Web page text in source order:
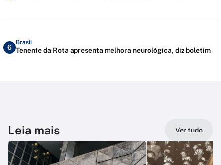
6
Brasil
Tenente da Rota apresenta melhora neurológica, diz boletim
Leia mais Ver tudo